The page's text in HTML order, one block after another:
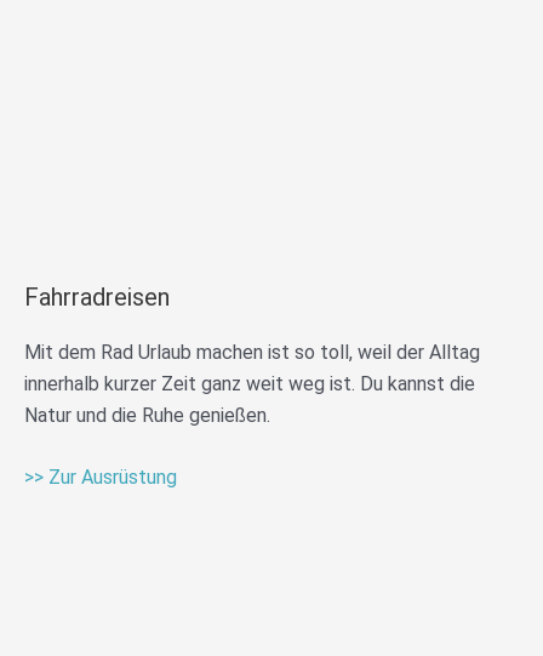
Fahrradreisen
Mit dem Rad Urlaub machen ist so toll, weil der Alltag
innerhalb kurzer Zeit ganz weit weg ist. Du kannst die
Natur und die Ruhe genießen.
>> Zur Ausrüstung